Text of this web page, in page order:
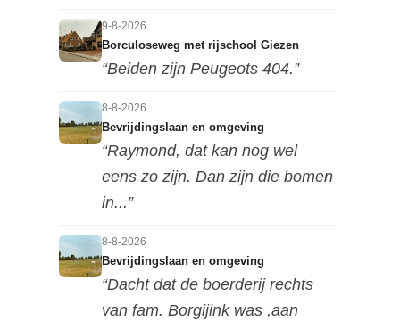
9-8-2026
Borculoseweg met rijschool Giezen
“Beiden zijn Peugeots 404.”
8-8-2026
Bevrijdingslaan en omgeving
“Raymond, dat kan nog wel
eens zo zijn. Dan zijn die bomen
in...”
8-8-2026
Bevrijdingslaan en omgeving
“Dacht dat de boerderij rechts
van fam. Borgijink was ,aan